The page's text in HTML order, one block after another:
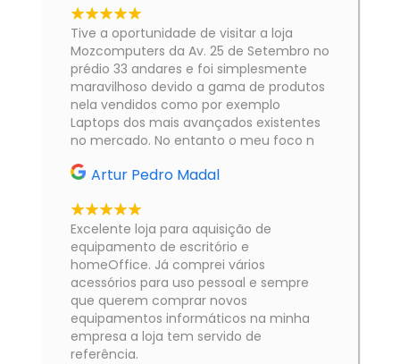
Tive a oportunidade de visitar a loja
Mozcomputers da Av. 25 de Setembro no
prédio 33 andares e foi simplesmente
maravilhoso devido a gama de produtos
nela vendidos como por exemplo
Laptops dos mais avançados existentes
no mercado. No entanto o meu foco n
Artur Pedro Madal
Excelente loja para aquisição de
equipamento de escritório e
homeOffice. Já comprei vários
acessórios para uso pessoal e sempre
que querem comprar novos
equipamentos informáticos na minha
empresa a loja tem servido de
referência.